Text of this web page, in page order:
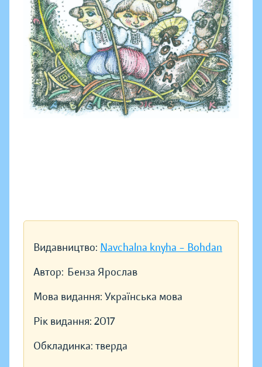
Видавництво: Navchalna knyha – Bohdan
Автор: Бенза Ярослав
Мова видання: Українська мова
Рік видання: 2017
Обкладинка: тверда